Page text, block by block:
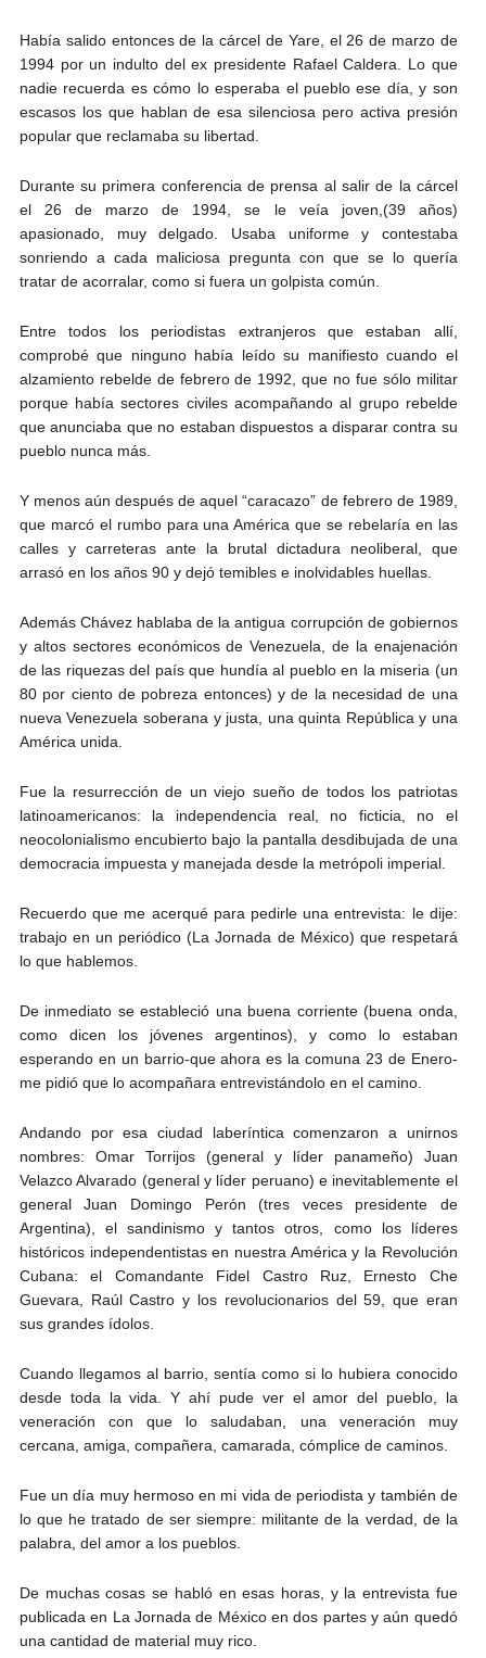
Había salido entonces de la cárcel de Yare, el 26 de marzo de
1994 por un indulto del ex presidente Rafael Caldera. Lo que
nadie recuerda es cómo lo esperaba el pueblo ese día, y son
escasos los que hablan de esa silenciosa pero activa presión
popular que reclamaba su libertad.
Durante su primera conferencia de prensa al salir de la cárcel
el 26 de marzo de 1994, se le veía joven,(39 años)
apasionado, muy delgado. Usaba uniforme y contestaba
sonriendo a cada maliciosa pregunta con que se lo quería
tratar de acorralar, como si fuera un golpista común.
Entre todos los periodistas extranjeros que estaban allí,
comprobé que ninguno había leído su manifiesto cuando el
alzamiento rebelde de febrero de 1992, que no fue sólo militar
porque había sectores civiles acompañando al grupo rebelde
que anunciaba que no estaban dispuestos a disparar contra su
pueblo nunca más.
Y menos aún después de aquel “caracazo” de febrero de 1989,
que marcó el rumbo para una América que se rebelaría en las
calles y carreteras ante la brutal dictadura neoliberal, que
arrasó en los años 90 y dejó temibles e inolvidables huellas.
Además Chávez hablaba de la antigua corrupción de gobiernos
y altos sectores económicos de Venezuela, de la enajenación
de las riquezas del país que hundía al pueblo en la miseria (un
80 por ciento de pobreza entonces) y de la necesidad de una
nueva Venezuela soberana y justa, una quinta República y una
América unida.
Fue la resurrección de un viejo sueño de todos los patriotas
latinoamericanos: la independencia real, no ficticia, no el
neocolonialismo encubierto bajo la pantalla desdibujada de una
democracia impuesta y manejada desde la metrópoli imperial.
Recuerdo que me acerqué para pedirle una entrevista: le dije:
trabajo en un periódico (La Jornada de México) que respetará
lo que hablemos.
De inmediato se estableció una buena corriente (buena onda,
como dicen los jóvenes argentinos), y como lo estaban
esperando en un barrio-que ahora es la comuna 23 de Enero-
me pidió que lo acompañara entrevistándolo en el camino.
Andando por esa ciudad laberíntica comenzaron a unirnos
nombres: Omar Torrijos (general y líder panameño) Juan
Velazco Alvarado (general y líder peruano) e inevitablemente el
general Juan Domingo Perón (tres veces presidente de
Argentina), el sandinismo y tantos otros, como los líderes
históricos independentistas en nuestra América y la Revolución
Cubana: el Comandante Fidel Castro Ruz, Ernesto Che
Guevara, Raúl Castro y los revolucionarios del 59, que eran
sus grandes ídolos.
Cuando llegamos al barrio, sentía como si lo hubiera conocido
desde toda la vida. Y ahí pude ver el amor del pueblo, la
veneración con que lo saludaban, una veneración muy
cercana, amiga, compañera, camarada, cómplice de caminos.
Fue un día muy hermoso en mi vida de periodista y también de
lo que he tratado de ser siempre: militante de la verdad, de la
palabra, del amor a los pueblos.
De muchas cosas se habló en esas horas, y la entrevista fue
publicada en La Jornada de México en dos partes y aún quedó
una cantidad de material muy rico.